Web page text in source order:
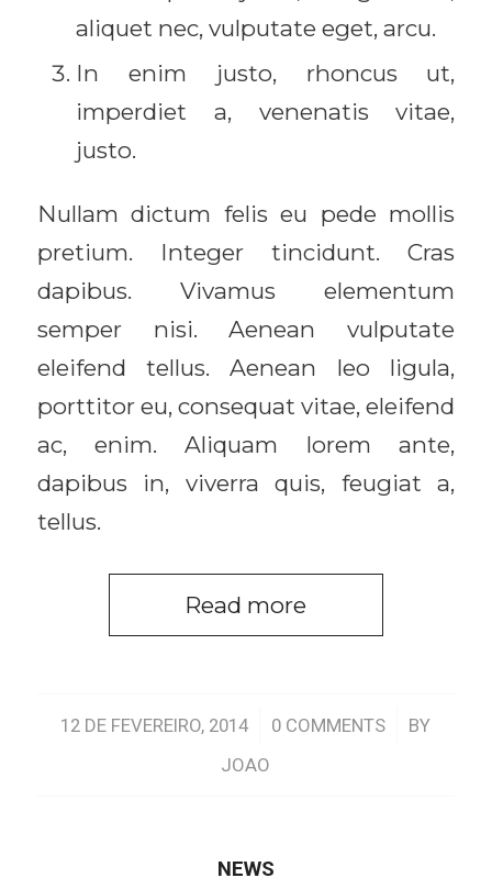
aliquet nec, vulputate eget, arcu.
In enim justo, rhoncus ut,
imperdiet a, venenatis vitae,
justo.
Nullam dictum felis eu pede mollis
pretium. Integer tincidunt. Cras
dapibus. Vivamus elementum
semper nisi. Aenean vulputate
eleifend tellus. Aenean leo ligula,
porttitor eu, consequat vitae, eleifend
ac, enim. Aliquam lorem ante,
dapibus in, viverra quis, feugiat a,
tellus.
Read more
12 DE FEVEREIRO, 2014
/ 0 COMMENTS
/
BY
JOAO
NEWS